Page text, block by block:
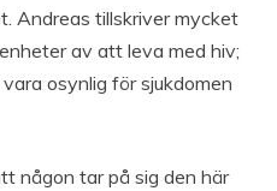
Andreas tillskriver mycket
av att leva med hiv;
osynlig för sjukdomen
någon tar på sig den här